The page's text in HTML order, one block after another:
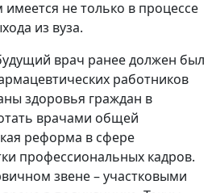
не только в процессе
из вуза.
врач ранее должен был
работников
здоровья граждан в
врачами общей
реформа в сфере
профессиональных кадров.
звене – участковыми